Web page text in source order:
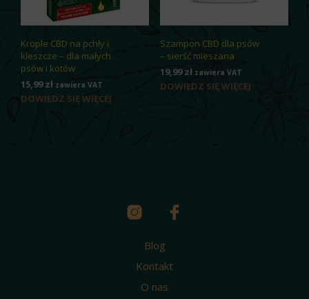
Krople CBD na pchły i
kleszcze – dla małych
psów i kotów
15,99zł zawiera VAT
DOWIEDZ SIĘ WIĘCEJ
Szampon CBD dla psów
– sierść mieszana
19,99zł zawiera VAT
DOWIEDZ SIĘ WIĘCEJ
Blog
Kontakt
O nas